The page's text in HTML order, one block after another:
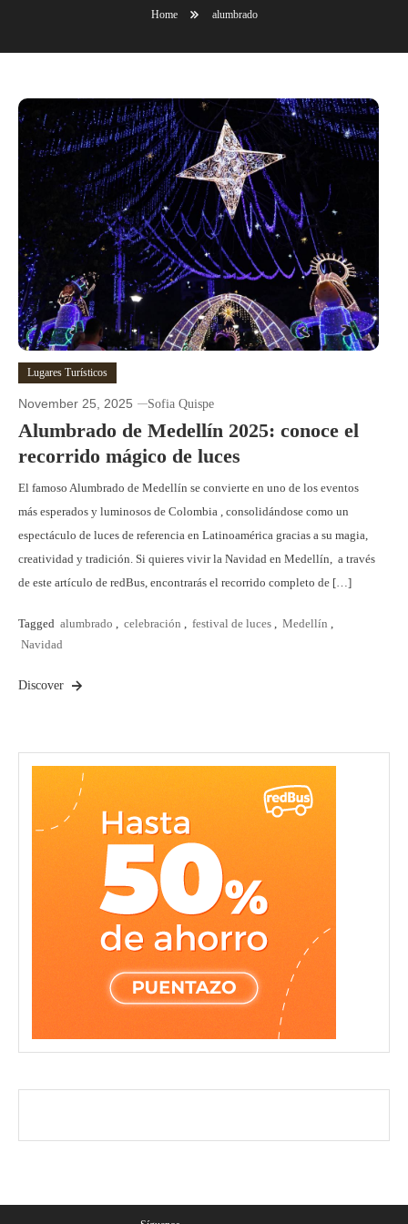
Home alumbrado
Lugares Turísticos
November 25, 2025 Sofia Quispe
Alumbrado de Medellín 2025: conoce el
recorrido mágico de luces
El famoso Alumbrado de Medellín se convierte en uno de los eventos
más esperados y luminosos de Colombia , consolidándose como un
espectáculo de luces de referencia en Latinoamérica gracias a su magia,
creatividad y tradición. Si quieres vivir la Navidad en Medellín, a través
de este artículo de redBus, encontrarás el recorrido completo de […]
Tagged alumbrado , celebración , festival de luces , Medellín ,
Navidad
Discover